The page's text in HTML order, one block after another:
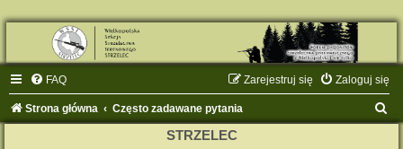
FAQ Zaloguj się
Zarejestruj się
Strona główna Często zadawane pytania
STRZELEC